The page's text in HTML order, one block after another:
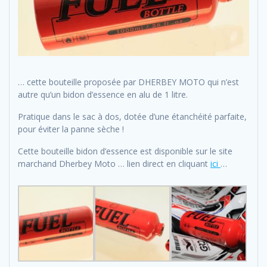
… cette bouteille proposée par DHERBEY MOTO qui n’est
autre qu’un bidon d’essence en alu de 1 litre.
Pratique dans le sac à dos, dotée d’une étanchéité parfaite,
pour éviter la panne sèche !
Cette bouteille bidon d’essence est disponible sur le site
marchand Dherbey Moto … lien direct en cliquant ici …